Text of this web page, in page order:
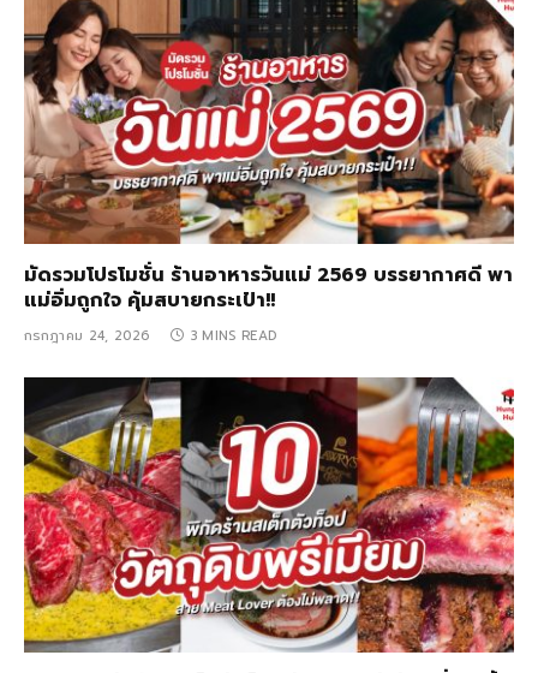
มัดรวมโปรโมชั่น ร้านอาหารวันแม่ 2569 บรรยากาศดี พา
แม่อิ่มถูกใจ คุ้มสบายกระเป๋า!!
กรกฎาคม 24, 2026 3 MINS READ